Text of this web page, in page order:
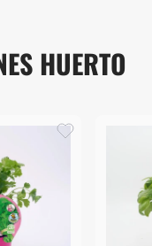
HUERTO